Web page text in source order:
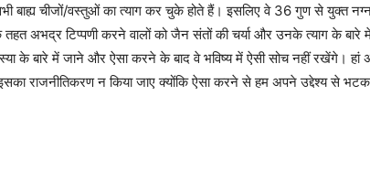
बाह्य चीजों/वस्तुओं का त्याग कर चुके होते हैं। इसलिए वे 36 गुण से युक्त
अभद्र टिप्पणी करने वालों को जैन संतों की चर्या और उनके त्याग के बारे
के बारे में जाने और ऐसा करने के बाद वे भविष्य में ऐसी सोच नहीं रखेंगे। हां
राजनीतिकरण न किया जाए क्योंकि ऐसा करने से हम अपने उद्देश्य से